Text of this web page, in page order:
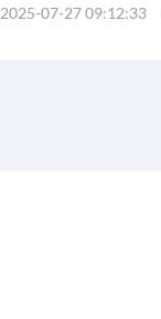
2025-07-27 09:12:33